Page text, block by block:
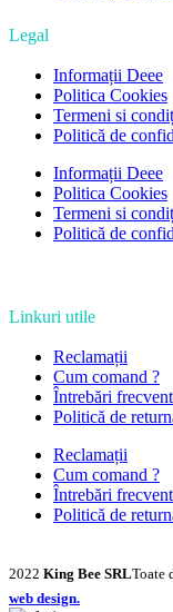
Legal
Informații Deee
Politica Cookies
Termeni si
Politică de
Informații Deee
Politica Cookies
Termeni si
Politică de
Linkuri utile
Reclamații
Cum comand ?
Întrebări
Politică de
Reclamații
Cum comand ?
Întrebări
Politică de
2022 King Bee SRLToate
web design.